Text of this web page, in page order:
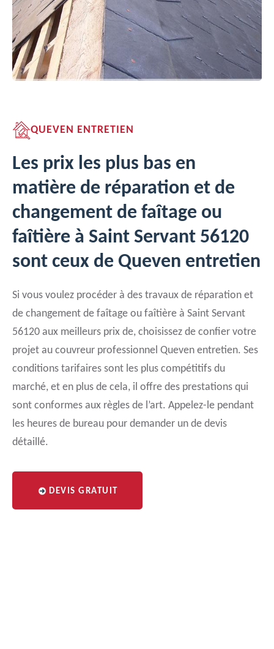
QUEVEN ENTRETIEN
Les prix les plus bas en
matière de réparation et de
changement de faîtage ou
faîtière à Saint Servant 56120
sont ceux de Queven entretien
Si vous voulez procéder à des travaux de réparation et
de changement de faîtage ou faîtière à Saint Servant
56120 aux meilleurs prix de, choisissez de confier votre
projet au couvreur professionnel Queven entretien. Ses
conditions tarifaires sont les plus compétitifs du
marché, et en plus de cela, il offre des prestations qui
sont conformes aux règles de l’art. Appelez-le pendant
les heures de bureau pour demander un de devis
détaillé.
DEVIS GRATUIT